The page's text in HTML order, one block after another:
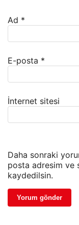
Ad *
E-posta *
İnternet sitesi
Daha sonraki
posta adresim ve
kaydedilsin.